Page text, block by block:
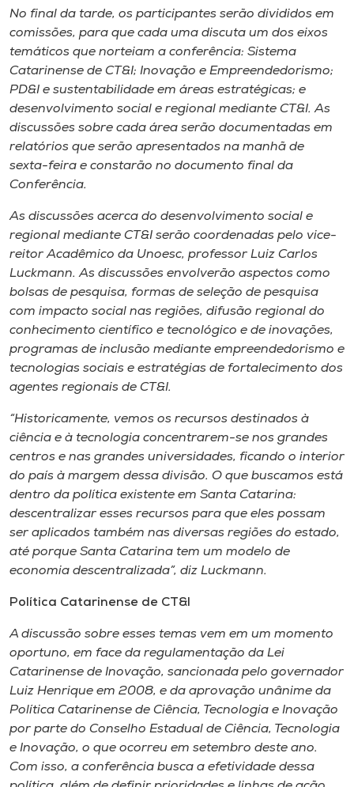
No final da tarde, os participantes serão divididos em
comissões, para que cada uma discuta um dos eixos
temáticos que norteiam a conferência: Sistema
Catarinense de CT&I; Inovação e Empreendedorismo;
PD&I e sustentabilidade em áreas estratégicas; e
desenvolvimento social e regional mediante CT&I. As
discussões sobre cada área serão documentadas em
relatórios que serão apresentados na manhã de
sexta-feira e constarão no documento final da
Conferência.
As discussões acerca do desenvolvimento social e
regional mediante CT&I serão coordenadas pelo vice-
reitor Acadêmico da Unoesc, professor Luiz Carlos
Luckmann. As discussões envolverão aspectos como
bolsas de pesquisa, formas de seleção de pesquisa
com impacto social nas regiões, difusão regional do
conhecimento científico e tecnológico e de inovações,
programas de inclusão mediante empreendedorismo e
tecnologias sociais e estratégias de fortalecimento dos
agentes regionais de CT&I.
“Historicamente, vemos os recursos destinados à
ciência e à tecnologia concentrarem-se nos grandes
centros e nas grandes universidades, ficando o interior
do país à margem dessa divisão. O que buscamos está
dentro da política existente em Santa Catarina:
descentralizar esses recursos para que eles possam
ser aplicados também nas diversas regiões do estado,
até porque Santa Catarina tem um modelo de
economia descentralizada”, diz Luckmann.
Política Catarinense de CT&I
A discussão sobre esses temas vem em um momento
oportuno, em face da regulamentação da Lei
Catarinense de Inovação, sancionada pelo governador
Luiz Henrique em 2008, e da aprovação unânime da
Política Catarinense de Ciência, Tecnologia e Inovação
por parte do Conselho Estadual de Ciência, Tecnologia
e Inovação, o que ocorreu em setembro deste ano.
Com isso, a conferência busca a efetividade dessa